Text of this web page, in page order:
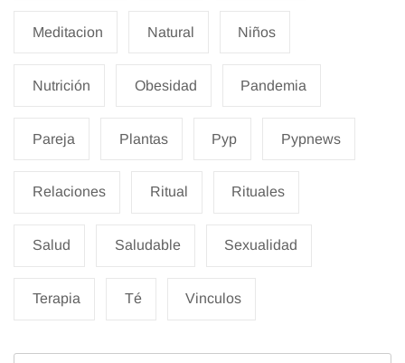
Meditacion Natural Niños
Nutrición Obesidad Pandemia
Pareja Plantas Pyp Pypnews
Relaciones Ritual Rituales
Salud Saludable Sexualidad
Terapia Té Vinculos